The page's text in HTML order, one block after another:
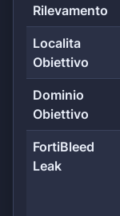
Rilevamento
Localita
Obiettivo
Dominio
Obiettivo
FortiBleed
Leak